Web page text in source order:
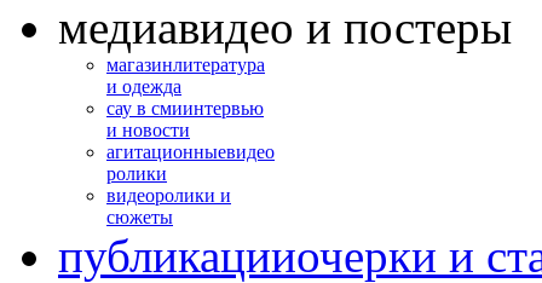
медиавидео и постеры
магазинлитература
и одежда
сау в смиинтервью
и новости
агитационныевидео
ролики
видеоролики и
сюжеты
публикацииочерки и